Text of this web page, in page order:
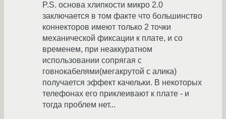
P.S. основа хлипкости микро 2.0
заключается в том факте что большинство
коннекторов имеют только 2 точки
механической фиксации к плате, и со
временем, при неаккуратном
использовании сопрягая с
говнокабелями(мегакрутой с алика)
получается эффект качельки. В некоторых
телефонах его приклеивают к плате - и
тогда проблем нет...